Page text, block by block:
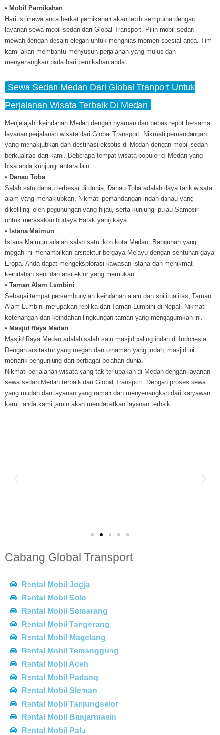
• Mobil Pernikahan
Hari istimewa anda berkat pernikahan akan lebih sempurna dengan
layanan sewa mobil sedan dari Global Transport. Pilih mobil sedan
mewah dengan desain elegan untuk menghias momen spesial anda. Tim
kami akan membantu menyusun perjalanan yang mulus dan
menyenangkan pada hari pernikahan anda.
Sewa Sedan Medan Dari Global Tranport Untuk
Perjalanan Wisata Terbaik Di Medan
Menjelajahi keindahan Medan dengan nyaman dan bebas repot bersama
layanan perjalanan wisata dari Global Transport. Nikmati pemandangan
yang menakjubkan dan destinasi eksotis di Medan dengan mobil sedan
berkualitas dari kami. Beberapa tempat wisata populer di Medan yang
bisa anda kunjungi antara lain:
• Danau Toba
Salah satu danau terbesar di dunia, Danau Toba adalah daya tarik wisata
alam yang menakjubkan. Nikmati pemandangan indah danau yang
dikelilingi oleh pegunungan yang hijau, serta kunjungi pulau Samosir
untuk merasakan budaya Batak yang kaya.
• Istana Maimun
Istana Maimun adalah salah satu ikon kota Medan. Bangunan yang
megah ini menampilkan arsitektur bergaya Melayu dengan sentuhan gaya
Eropa. Anda dapat mengeksplorasi kawasan istana dan menikmati
keindahan seni dan arsitektur yang memukau.
• Taman Alam Lumbini
Sebagai tempat persembunyian keindahan alam dan spiritualitas, Taman
Alam Lumbini merupakan replika dari Taman Lumbini di Nepal. Nikmati
ketenangan dan keindahan lingkungan taman yang mengagumkan ini.
• Masjid Raya Medan
Masjid Raya Medan adalah salah satu masjid paling indah di Indonesia.
Dengan arsitektur yang megah dan ornamen yang indah, masjid ini
menarik pengunjung dari berbagai belahan dunia.
Nikmati perjalanan wisata yang tak terlupakan di Medan dengan layanan
sewa sedan Medan terbaik dari Global Transport. Dengan proses sewa
yang mudah dan layanan yang ramah dan menyenangkan dari karyawan
kami, anda kami jamin akan mendapatkan layanan terbaik.
Cabang Global Transport
Rental Mobil Jogja
Rental Mobil Solo
Rental Mobil Semarang
Rental Mobil Tangerang
Rental Mobil Magelang
Rental Mobil Temanggung
Rental Mobil Aceh
Rental Mobil Padang
Rental Mobil Sleman
Rental Mobil Tanjungselor
Rental Mobil Banjarmasin
Rental Mobil Palu